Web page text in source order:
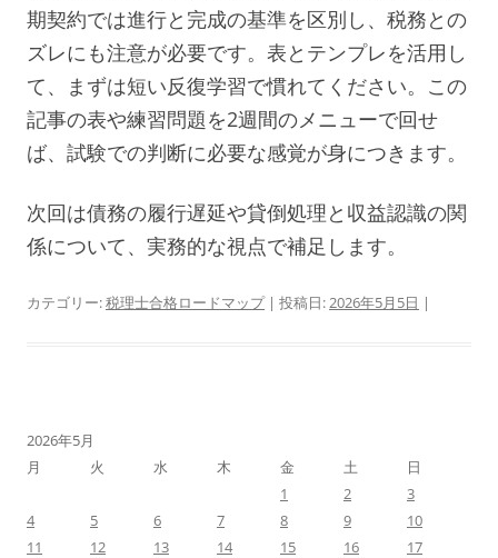
期契約では進行と完成の基準を区別し、税務との
ズレにも注意が必要です。表とテンプレを活用し
て、まずは短い反復学習で慣れてください。この
記事の表や練習問題を2週間のメニューで回せ
ば、試験での判断に必要な感覚が身につきます。
次回は債務の履行遅延や貸倒処理と収益認識の関
係について、実務的な視点で補足します。
カテゴリー:税理士合格ロードマップ| 投稿日:2026年5月5日 |
2026年5月
月
火 水 木 金 土
日
1
2
3
4
5 6 7 8 9
10
11
12 13 14 15 16
17